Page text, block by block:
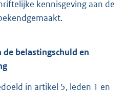
kennisgeving aan de
de belastingschuld en
in artikel 5, leden 1 en